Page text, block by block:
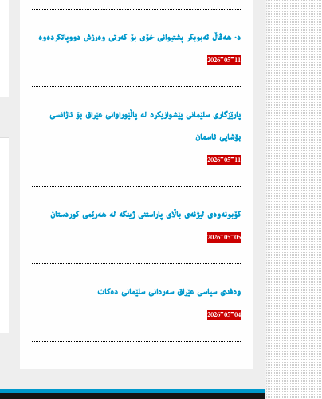
د. هه‌ڤاڵ ئه‌بوبكر پشتیوانی خۆی بۆ كه‌رتی وه‌رزش دووپاتكرده‌وه‌
2026-05-11
پارێزگاری سلێمانی پێشوازیكرد له‌ پاڵێوراوانی عێراق بۆ ئاژانسی
بۆشایی ئاسمان
2026-05-11
كۆبونه‌وه‌ی لیژنه‌ی باڵای پاراستنی ژینگه‌ له‌ هه‌رێمی كوردستان
2026-05-05
وه‌فدی سیاسی عێراق سه‌ردانی سلێمانی ده‌كات
2026-05-04